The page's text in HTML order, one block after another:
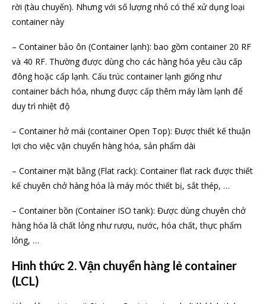
rời (tàu chuyến). Nhưng với số lượng nhỏ có thể xử dụng loại
container này
– Container bảo ôn (Container lạnh): bao gồm container 20 RF
và 40 RF. Thường được dùng cho các hàng hóa yêu cầu cấp
đông hoặc cấp lạnh. Cấu trúc container lạnh giống như
container bách hóa, nhưng được cấp thêm máy làm lạnh để
duy trì nhiệt độ
– Container hở mái (container Open Top): Được thiết kế thuận
lợi cho việc vận chuyển hàng hóa, sản phẩm dài
– Container mặt bằng (Flat rack): Container flat rack được thiết
kế chuyên chở hàng hóa là máy móc thiết bị, sắt thép, …
– Container bồn (Container ISO tank): Được dùng chuyên chở
hàng hóa là chất lỏng như rượu, nước, hóa chất, thực phẩm
lỏng, …
Hình thức 2. Vận chuyển hàng lẻ container
(LCL)